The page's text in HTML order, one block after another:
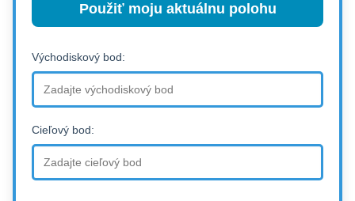
Použiť moju aktuálnu polohu
Východiskový bod:
Cieľový bod: